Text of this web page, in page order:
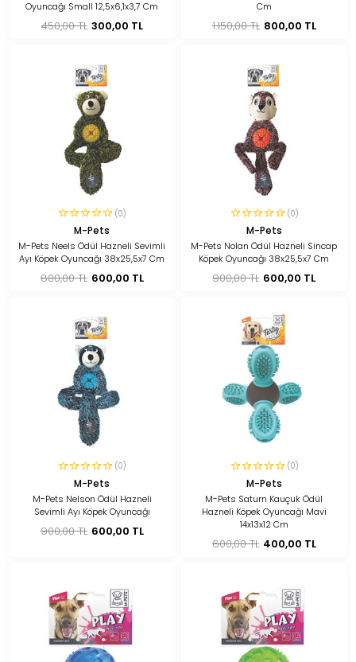
Oyuncağı Small 12,5x6,1x3,7 Cm
450,00 TL 300,00 TL
Cm
1.150,00 TL 800,00 TL
(0)
M-Pets
M-Pets Neels Ödül Hazneli Sevimli
Ayı Köpek Oyuncağı 38x25,5x7 Cm
800,00 TL 600,00 TL
(0)
M-Pets
M-Pets Nolan Ödül Hazneli Sincap
Köpek Oyuncağı 38x25,5x7 Cm
900,00 TL 600,00 TL
(0)
M-Pets
M-Pets Nelson Ödül Hazneli
Sevimli Ayı Köpek Oyuncağı
900,00 TL 600,00 TL
(0)
M-Pets
M-Pets Saturn Kauçuk Ödül
Hazneli Köpek Oyuncağı Mavi
14x13x12 Cm
600,00 TL 400,00 TL